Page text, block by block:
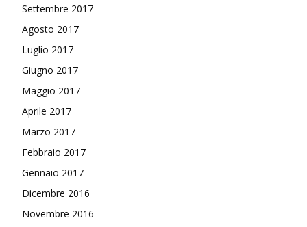
Settembre 2017
Agosto 2017
Luglio 2017
Giugno 2017
Maggio 2017
Aprile 2017
Marzo 2017
Febbraio 2017
Gennaio 2017
Dicembre 2016
Novembre 2016